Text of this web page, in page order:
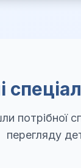
потрібної
перегляду